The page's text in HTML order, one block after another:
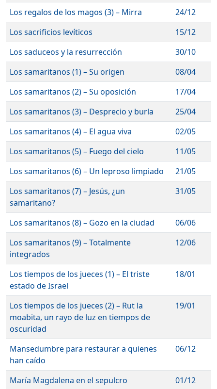
Los regalos de los magos (3) – Mirra
24/12
Los sacrificios levíticos
15/12
Los saduceos y la resurrección
30/10
Los samaritanos (1) – Su origen
08/04
Los samaritanos (2) – Su oposición
17/04
Los samaritanos (3) – Desprecio y burla
25/04
Los samaritanos (4) – El agua viva
02/05
Los samaritanos (5) – Fuego del cielo
11/05
Los samaritanos (6) – Un leproso limpiado
21/05
Los samaritanos (7) – Jesús, ¿un
samaritano?
31/05
Los samaritanos (8) – Gozo en la ciudad
06/06
Los samaritanos (9) – Totalmente
integrados
12/06
Los tiempos de los jueces (1) – El triste
estado de Israel
18/01
Los tiempos de los jueces (2) – Rut la
moabita, un rayo de luz en tiempos de
oscuridad
19/01
Mansedumbre para restaurar a quienes
han caído
06/12
María Magdalena en el sepulcro
01/12